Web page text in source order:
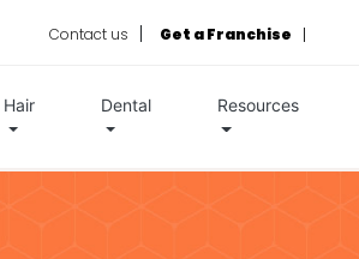
Contact us Get a Franchise
Hair Dental Resources